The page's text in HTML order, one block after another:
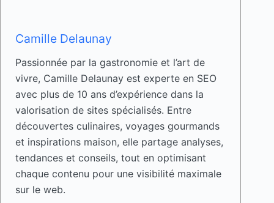
Camille Delaunay
Passionnée par la gastronomie et l’art de
vivre, Camille Delaunay est experte en SEO
avec plus de 10 ans d’expérience dans la
valorisation de sites spécialisés. Entre
découvertes culinaires, voyages gourmands
et inspirations maison, elle partage analyses,
tendances et conseils, tout en optimisant
chaque contenu pour une visibilité maximale
sur le web.